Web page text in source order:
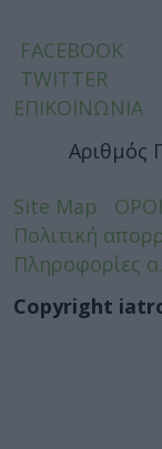
FACEBOOK
TWITTER
ΕΠΙΚΟΙΝΩΝΙΑ
Αριθμός
Site Map
Πολιτική
Πληροφορίες
Copyright